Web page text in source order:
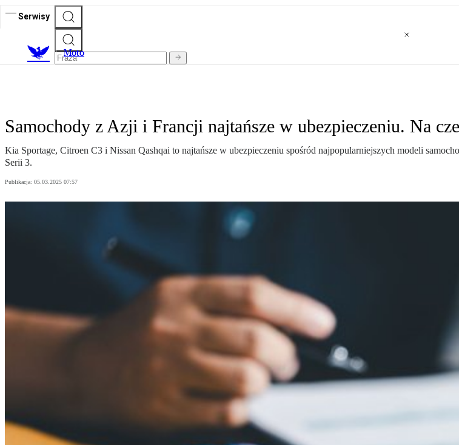
Serwisy
Moto
Samochody z Azji i Francji najtańsze w ubezpieczeniu. Na
Kia Sportage, Citroen C3 i Nissan Qashqai to najtańsze w ubezpieczeniu spośród najpopularniejszych modeli
Serii 3.
Publikacja: 05.03.2025 07:57